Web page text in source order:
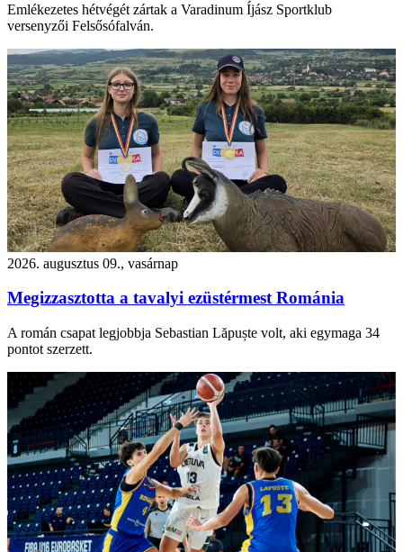
Emlékezetes hétvégét zártak a Varadinum Íjász Sportklub
versenyzői Felsősófalván.
2026. augusztus 09., vasárnap
Megizzasztotta a tavalyi ezüstérmest Románia
A román csapat legjobbja Sebastian Lăpuște volt, aki egymaga 34
pontot szerzett.